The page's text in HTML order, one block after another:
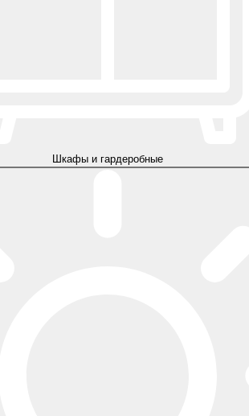
Шкафы и гардеробные